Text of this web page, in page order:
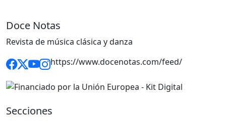
Doce Notas
Revista de música clásica y danza
https://www.docenotas.com/feed/
Secciones